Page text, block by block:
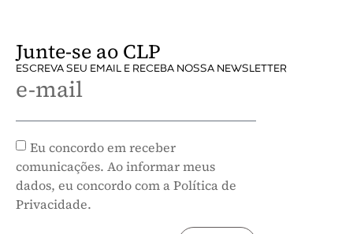
Junte-se ao CLP
ESCREVA SEU EMAIL E RECEBA NOSSA NEWSLETTER
e-mail
Eu concordo em receber
comunicações. Ao informar meus
dados, eu concordo com a Política de
Privacidade.